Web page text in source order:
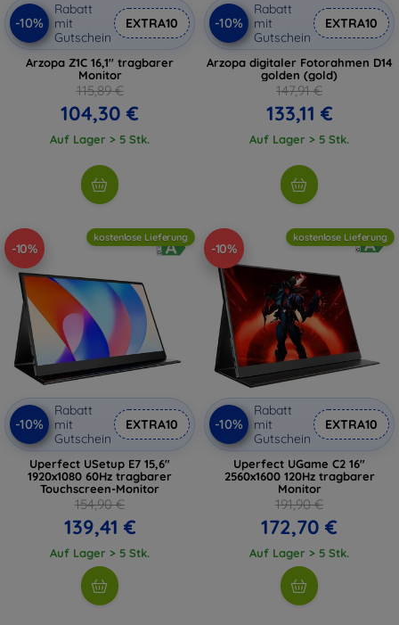
-10%
Rabatt
mit
Gutschein
EXTRA10
Arzopa Z1C 16,1'' tragbarer
Monitor
115,89 €
104,30 €
Auf Lager > 5 Stk.
-10%
Rabatt
mit
Gutschein
EXTRA10
Arzopa digitaler Fotorahmen D14
golden (gold)
147,91 €
133,11 €
Auf Lager > 5 Stk.
-10%
kostenlose Lieferung
-10%
Rabatt
mit
Gutschein
EXTRA10
Uperfect USetup E7 15,6"
1920x1080 60Hz tragbarer
Touchscreen-Monitor
154,90 €
139,41 €
Auf Lager > 5 Stk.
-10%
kostenlose Lieferung
-10%
Rabatt
mit
Gutschein
EXTRA10
Uperfect UGame C2 16"
2560x1600 120Hz tragbarer
Monitor
191,90 €
172,70 €
Auf Lager > 5 Stk.